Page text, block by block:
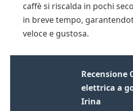
caffè si riscalda in pochi
in breve tempo,
veloce e gustosa.
Recensione
elettrica a
Irina